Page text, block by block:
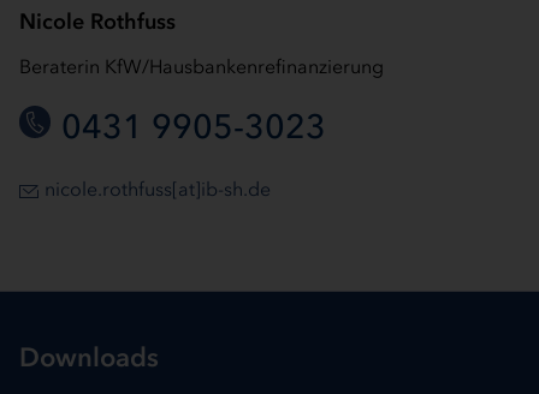
Nicole Rothfuss
Beraterin KfW/Hausbankenrefinanzierung
0431 9905-3023
nicole.rothfuss[at]ib-sh.de
Downloads